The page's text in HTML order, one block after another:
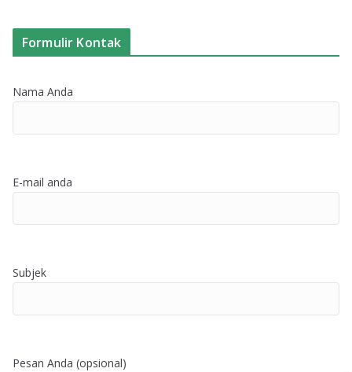
Formulir Kontak
Nama Anda
E-mail anda
Subjek
Pesan Anda (opsional)